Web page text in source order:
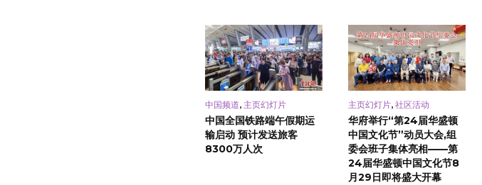
中国频道, 主页幻灯片
中国全国铁路端午假期运
输启动 预计发送旅客
8300万人次
主页幻灯片, 社区活动
华府举行“第24届华盛顿
中国文化节”动员大会,组
委会班子集体亮相——第
24届华盛顿中国文化节8
月29日即将盛大开幕